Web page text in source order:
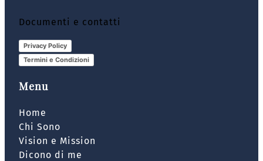
Documenti e contatti
Privacy Policy
Termini e Condizioni
Menu
Home
Chi Sono
Vision e Mission
Dicono di me